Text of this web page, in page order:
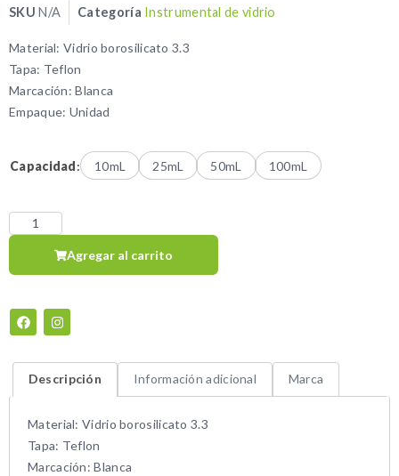
SKUN/A Categoría Instrumental de vidrio
Material: Vidrio borosilicato 3.3
Tapa: Teflon
Marcación: Blanca
Empaque: Unidad
Capacidad: 10mL 25mL 50mL 100mL
Agregar al carrito
Descripción Información adicional Marca
Material: Vidrio borosilicato 3.3
Tapa: Teflon
Marcación: Blanca